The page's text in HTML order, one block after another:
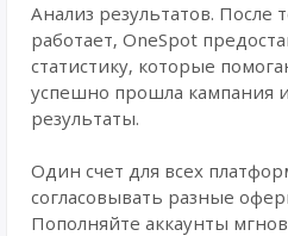
Анализ результатов. После
работает, OneSpot
статистику, которые
успешно прошла кампания
результаты.
Один счет для всех
согласовывать разные
Пополняйте аккаунты